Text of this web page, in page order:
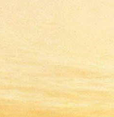
с